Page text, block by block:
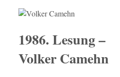
1986. Lesung –
Volker Camehn